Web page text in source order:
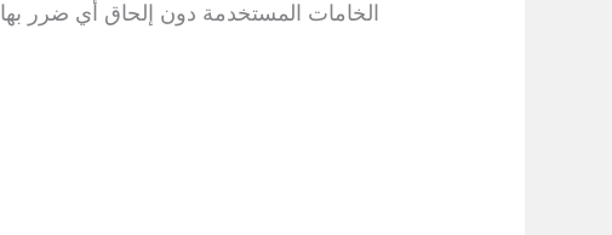
الخامات المستخدمة دون إلحاق أي ضرر